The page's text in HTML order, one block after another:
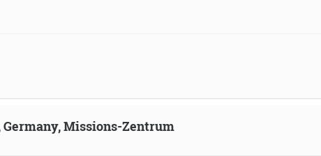
Germany, Missions-Zentrum